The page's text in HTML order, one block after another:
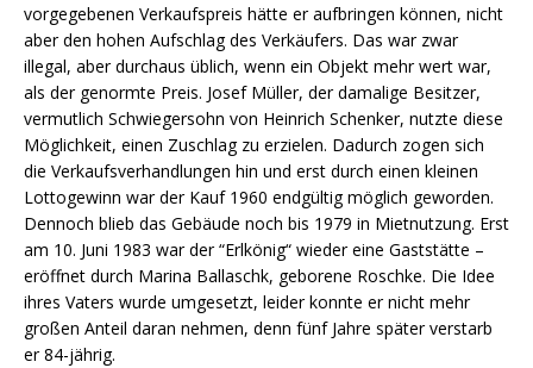
vorgegebenen Verkaufspreis hätte er aufbringen können, nicht
aber den hohen Aufschlag des Verkäufers. Das war zwar
illegal, aber durchaus üblich, wenn ein Objekt mehr wert war,
als der genormte Preis. Josef Müller, der damalige Besitzer,
vermutlich Schwiegersohn von Heinrich Schenker, nutzte diese
Möglichkeit, einen Zuschlag zu erzielen. Dadurch zogen sich
die Verkaufsverhandlungen hin und erst durch einen kleinen
Lottogewinn war der Kauf 1960 endgültig möglich geworden.
Dennoch blieb das Gebäude noch bis 1979 in Mietnutzung. Erst
am 10. Juni 1983 war der “Erlkönig“ wieder eine Gaststätte –
eröffnet durch Marina Ballaschk, geborene Roschke. Die Idee
ihres Vaters wurde umgesetzt, leider konnte er nicht mehr
großen Anteil daran nehmen, denn fünf Jahre später verstarb
er 84-jährig.